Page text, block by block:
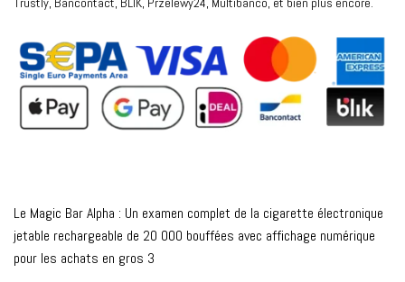
Le Magic Bar Alpha : Un examen complet de la cigarette électronique
jetable rechargeable de 20 000 bouffées avec affichage numérique
pour les achats en gros 3